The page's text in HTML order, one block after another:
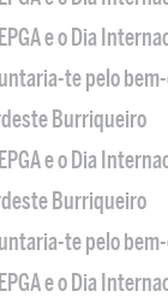
e o Dia
te pelo
Burriqueiro
e o Dia
Burriqueiro
te pelo
e o Dia